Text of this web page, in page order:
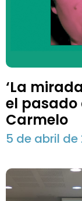
‘La
el pasado
Carmelo
5 de abril de